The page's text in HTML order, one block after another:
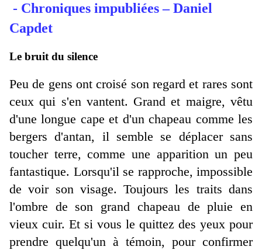
- Chroniques impubliées – Daniel
Capdet
Le bruit du silence
Peu de gens ont croisé son regard et rares sont
ceux qui s'en vantent. Grand et maigre, vêtu
d'une longue cape et d'un chapeau comme les
bergers d'antan, il semble se déplacer sans
toucher terre, comme une apparition un peu
fantastique. Lorsqu'il se rapproche, impossible
de voir son visage. Toujours les traits dans
l'ombre de son grand chapeau de pluie en
vieux cuir. Et si vous le quittez des yeux pour
prendre quelqu'un à témoin, pour confirmer